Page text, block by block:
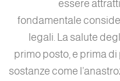
essere
fondamentale
legali. La salute
primo posto, e prima
sostanze come